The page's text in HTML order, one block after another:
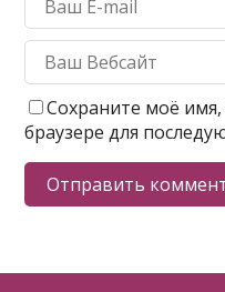
Сохраните моё имя,
браузере для